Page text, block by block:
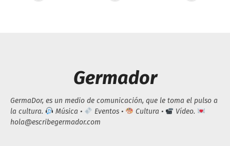
Germador
GermaDor, es un medio de comunicación, que le toma el pulso a
la cultura.
Música • Eventos • Cultura •
Vídeo.
hola@escribegermador.com